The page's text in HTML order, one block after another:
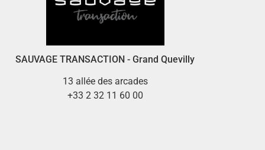
SAUVAGE TRANSACTION - Grand Quevilly
13 allée des arcades
+33 2 32 11 60 00